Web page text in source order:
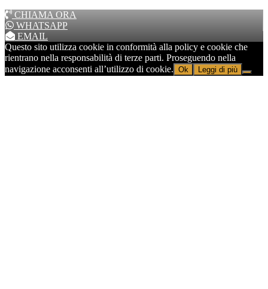
CHIAMA ORA
WHATSAPP
EMAIL
Questo sito utilizza cookie in conformità alla policy e cookie che
rientrano nella responsabilità di terze parti. Proseguendo nella
navigazione acconsenti all’utilizzo di cookie. Ok Leggi di più